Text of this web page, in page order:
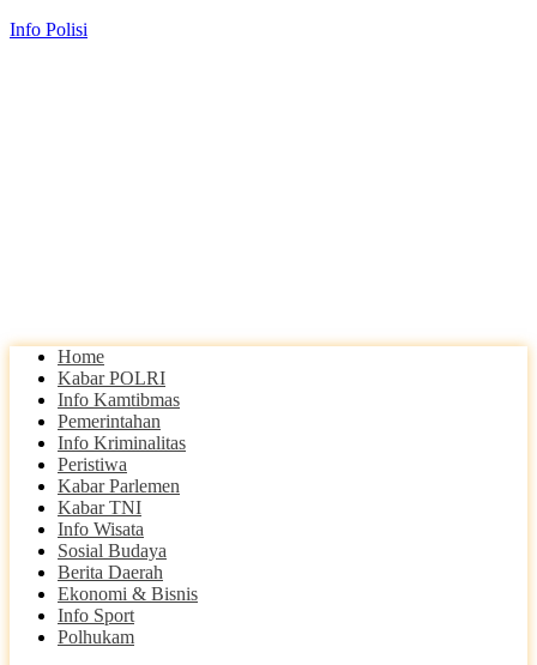
Info Polisi
Home
Kabar POLRI
Info Kamtibmas
Pemerintahan
Info Kriminalitas
Peristiwa
Kabar Parlemen
Kabar TNI
Info Wisata
Sosial Budaya
Berita Daerah
Ekonomi & Bisnis
Info Sport
Polhukam